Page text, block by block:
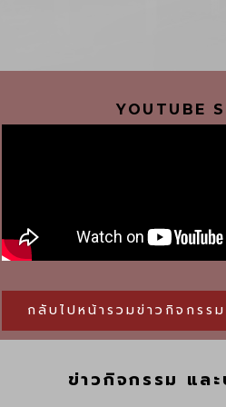
YOUTUBE
กลับไปหน้ารวมข่าวกิจกรรม
ข่าวกิจกรรม แล